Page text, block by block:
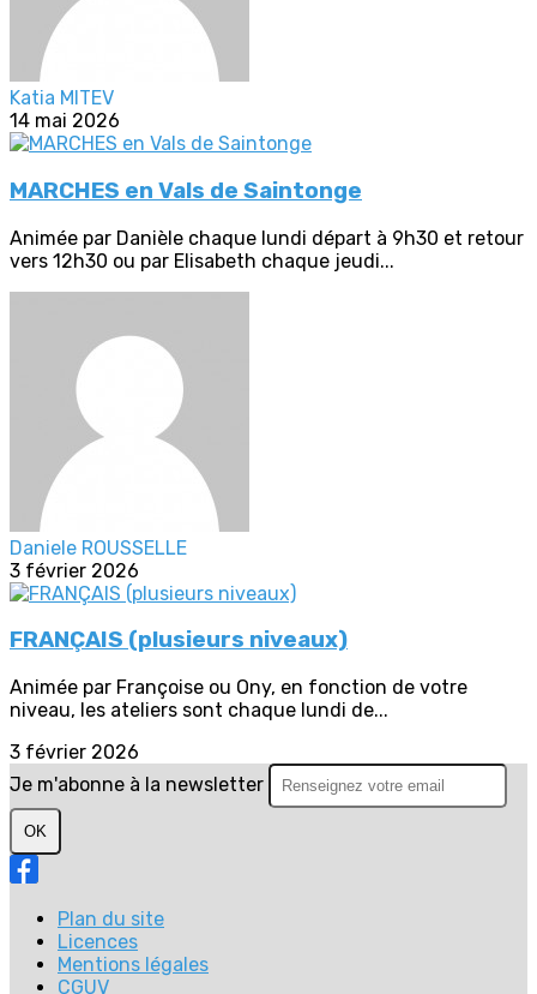
Katia MITEV
14 mai 2026
MARCHES en Vals de Saintonge
Animée par Danièle chaque lundi départ à 9h30 et retour
vers 12h30 ou par Elisabeth chaque jeudi...
Daniele ROUSSELLE
3 février 2026
FRANÇAIS (plusieurs niveaux)
Animée par Françoise ou Ony, en fonction de votre
niveau, les ateliers sont chaque lundi de...
3 février 2026
Je m'abonne à la newsletter
OK
Plan du site
Licences
Mentions légales
CGUV